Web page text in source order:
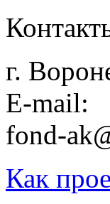
г.
E-mail:
fond-
Как